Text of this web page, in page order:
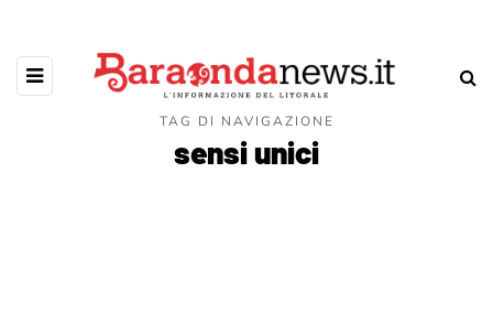
TAG DI NAVIGAZIONE
sensi unici